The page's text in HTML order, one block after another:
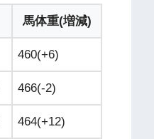
馬体重(増減)
460(+6)
466(-2)
464(+12)